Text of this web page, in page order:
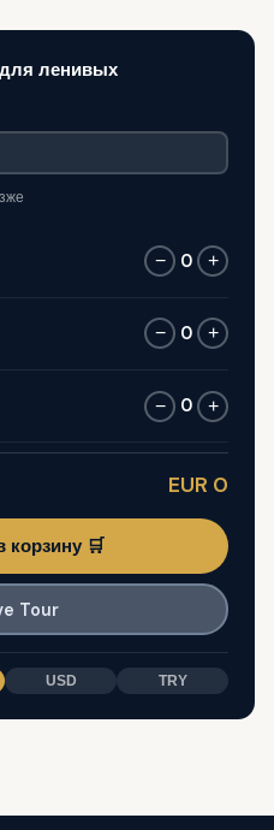
ленивых
− 0 +
− 0 +
− 0 +
EUR 0
корзину 🛒
Tour
USD TRY